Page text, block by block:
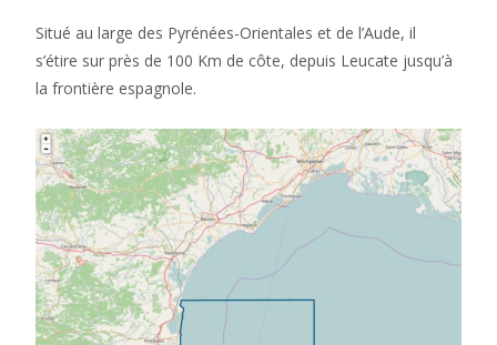
Situé au large des Pyrénées-Orientales et de l’Aude, il
s’étire sur près de 100 Km de côte, depuis Leucate jusqu’à
la frontière espagnole.